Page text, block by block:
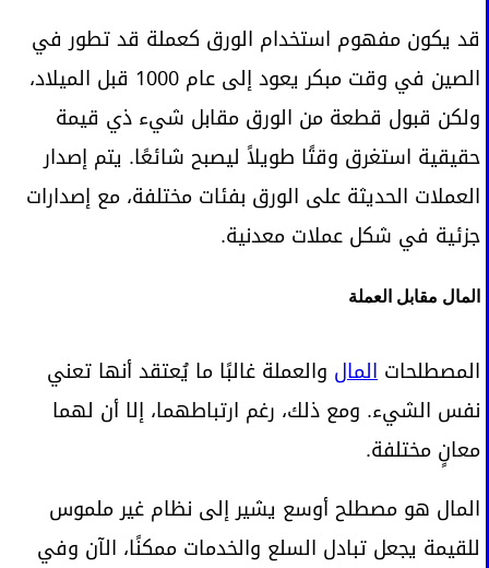
قد يكون مفهوم استخدام الورق كعملة قد تطور في
الصين في وقت مبكر يعود إلى عام 1000 قبل الميلاد،
ولكن قبول قطعة من الورق مقابل شيء ذي قيمة
حقيقية استغرق وقتًا طويلاً ليصبح شائعًا. يتم إصدار
العملات الحديثة على الورق بفئات مختلفة، مع إصدارات
جزئية في شكل عملات معدنية.
المال مقابل العملة
المصطلحات المال والعملة غالبًا ما يُعتقد أنها تعني
نفس الشيء. ومع ذلك، رغم ارتباطهما، إلا أن لهما
معانٍ مختلفة.
المال هو مصطلح أوسع يشير إلى نظام غير ملموس
للقيمة يجعل تبادل السلع والخدمات ممكنًا، الآن وفي